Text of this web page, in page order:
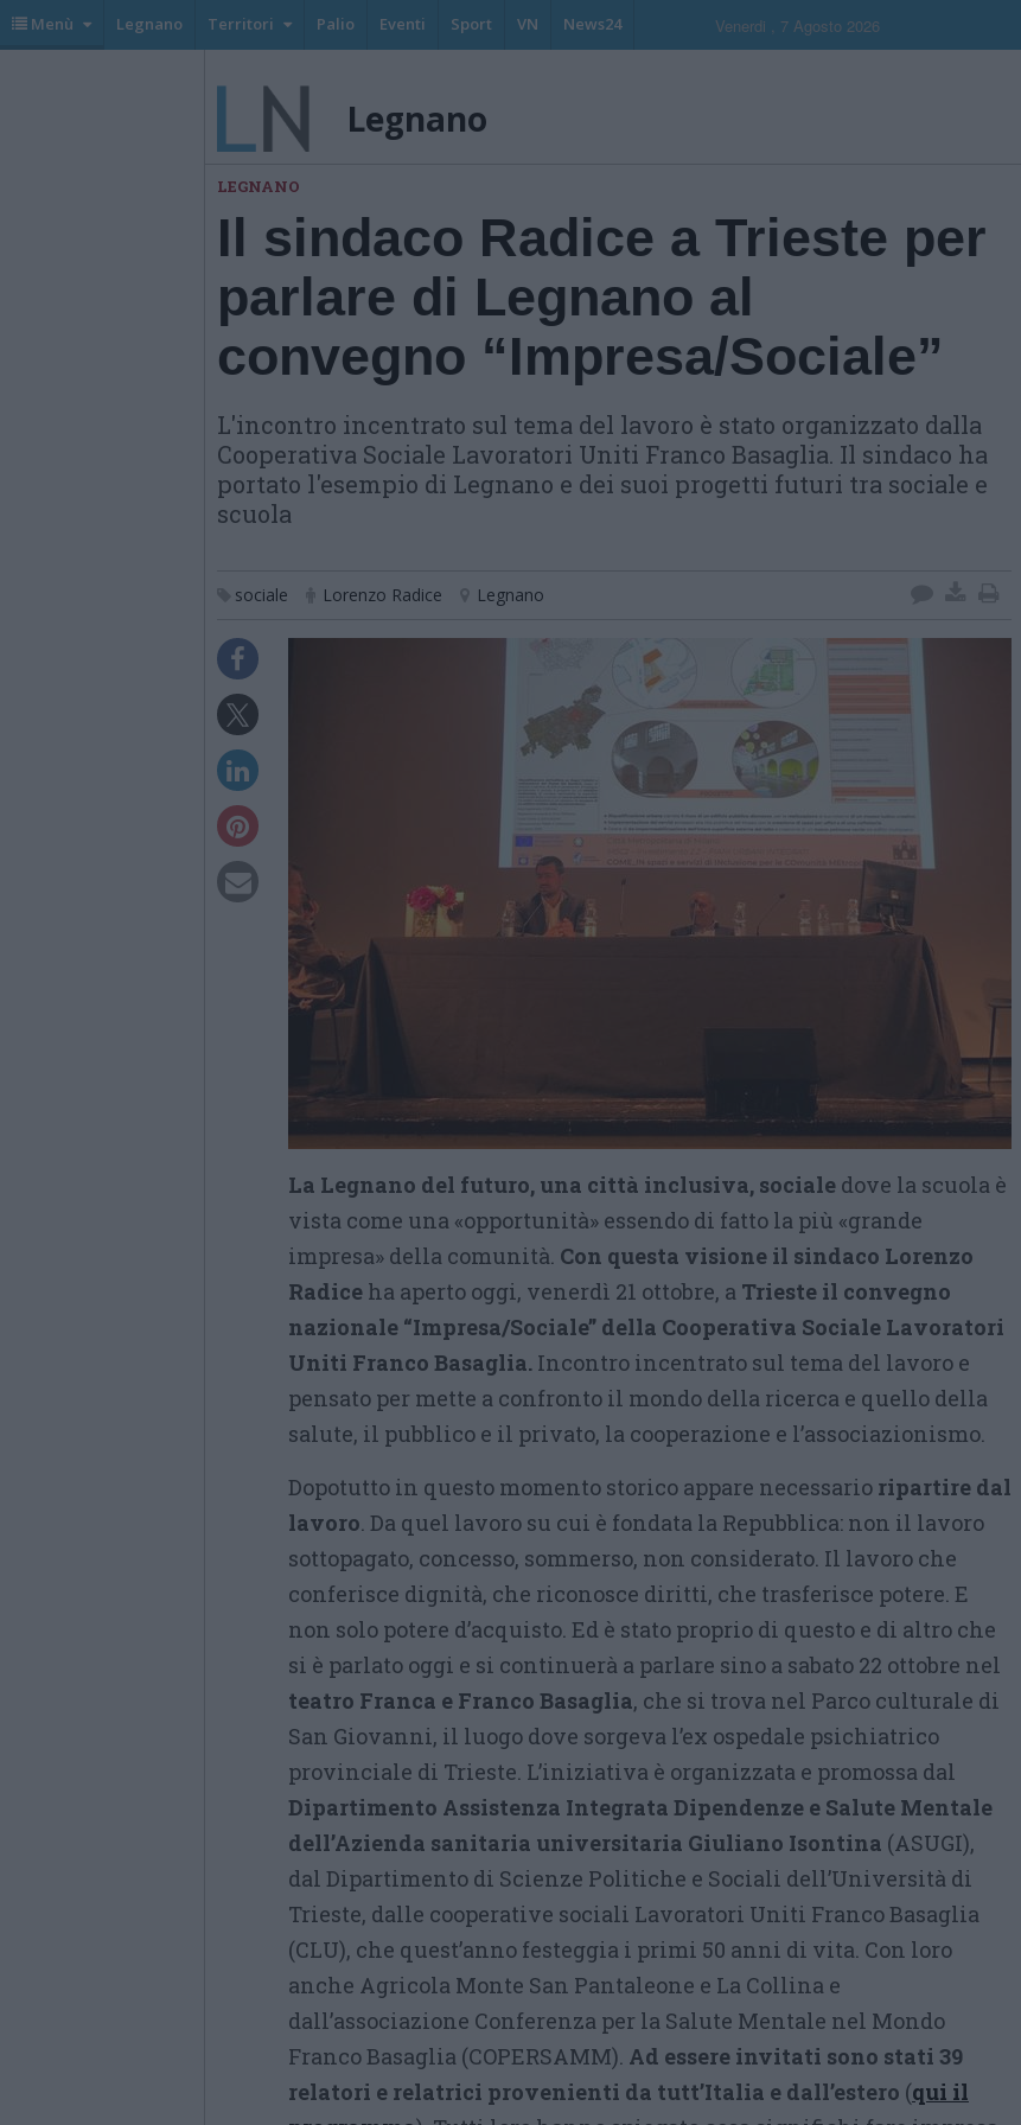
Menù Legnano Territori Palio Eventi Sport VN News24 Venerdi , 7 Agosto 2026
Legnano
LEGNANO
Il sindaco Radice a Trieste per
parlare di Legnano al
convegno “Impresa/Sociale”
L'incontro incentrato sul tema del lavoro è stato organizzato dalla
Cooperativa Sociale Lavoratori Uniti Franco Basaglia. Il sindaco ha
portato l'esempio di Legnano e dei suoi progetti futuri tra sociale e
scuola
sociale Lorenzo Radice Legnano
La Legnano del futuro, una città inclusiva, sociale dove la scuola è
vista come una «opportunità» essendo di fatto la più «grande
impresa» della comunità. Con questa visione il sindaco Lorenzo
Radice ha aperto oggi, venerdì 21 ottobre, a Trieste il convegno
nazionale “Impresa/Sociale” della Cooperativa Sociale Lavoratori
Uniti Franco Basaglia. Incontro incentrato sul tema del lavoro e
pensato per mette a confronto il mondo della ricerca e quello della
salute, il pubblico e il privato, la cooperazione e l’associazionismo.
Dopotutto in questo momento storico appare necessario ripartire dal
lavoro. Da quel lavoro su cui è fondata la Repubblica: non il lavoro
sottopagato, concesso, sommerso, non considerato. Il lavoro che
conferisce dignità, che riconosce diritti, che trasferisce potere. E
non solo potere d’acquisto. Ed è stato proprio di questo e di altro che
si è parlato oggi e si continuerà a parlare sino a sabato 22 ottobre nel
teatro Franca e Franco Basaglia, che si trova nel Parco culturale di
San Giovanni, il luogo dove sorgeva l’ex ospedale psichiatrico
provinciale di Trieste. L’iniziativa è organizzata e promossa dal
Dipartimento Assistenza Integrata Dipendenze e Salute Mentale
dell’Azienda sanitaria universitaria Giuliano Isontina (ASUGI),
dal Dipartimento di Scienze Politiche e Sociali dell’Università di
Trieste, dalle cooperative sociali Lavoratori Uniti Franco Basaglia
(CLU), che quest’anno festeggia i primi 50 anni di vita. Con loro
anche Agricola Monte San Pantaleone e La Collina e
dall’associazione Conferenza per la Salute Mentale nel Mondo
Franco Basaglia (COPERSAMM). Ad essere invitati sono stati 39
relatori e relatrici provenienti da tutt’Italia e dall’estero (qui il